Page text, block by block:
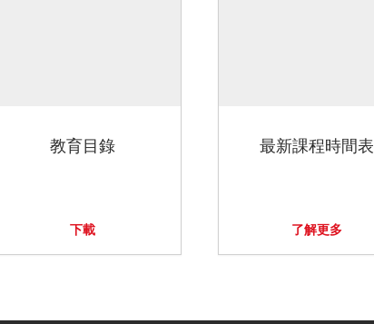
教育目錄
下載
最新課程時間表
了解更多